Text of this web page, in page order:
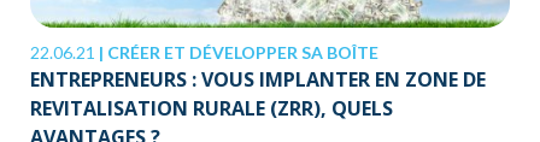
22.06.21 | CRÉER ET DÉVELOPPER SA BOÎTE
ENTREPRENEURS : VOUS IMPLANTER EN ZONE DE
REVITALISATION RURALE (ZRR), QUELS